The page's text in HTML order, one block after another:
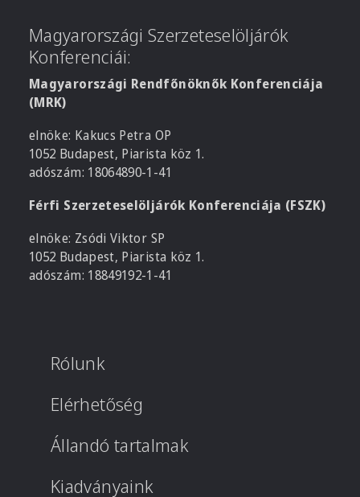
Magyarországi Szerzeteselöljárók
Konferenciái:
Magyarországi Rendfőnöknők Konferenciája
(MRK)
elnöke: Kakucs Petra OP
1052 Budapest, Piarista köz 1.
adószám: 18064890-1-41
Férfi Szerzeteselöljárók Konferenciája (FSZK)
elnöke: Zsódi Viktor SP
1052 Budapest, Piarista köz 1.
adószám: 18849192-1-41
Rólunk
Elérhetőség
Állandó tartalmak
Kiadványaink